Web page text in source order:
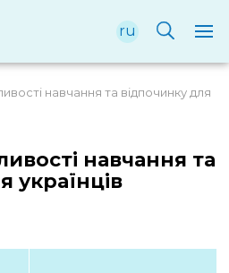
ru
навчання та відпочинку для
навчання та
українців